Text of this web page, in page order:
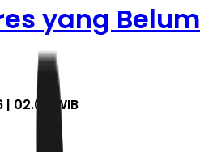
yang Belum
| 02.07 WIB